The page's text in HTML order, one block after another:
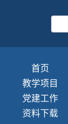
首页
教学项目
党建工作
资料下载